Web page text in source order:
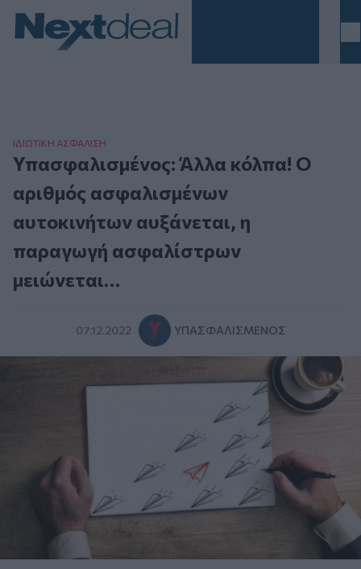
ΙΔΙΩΤΙΚΗ ΑΣΦAΛΙΣΗ
Υπασφαλισμένος: Άλλα κόλπα! Ο
αριθμός ασφαλισμένων
αυτοκινήτων αυξάνεται, η
παραγωγή ασφαλίστρων
μειώνεται…
07.12.2022 ΥΠΑΣΦΑΛΙΣΜΈΝΟΣ